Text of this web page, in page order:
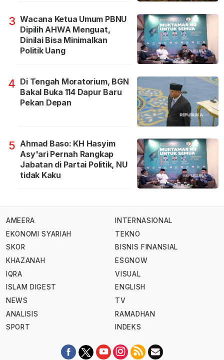
3 Wacana Ketua Umum PBNU
Dipilih AHWA Menguat,
Dinilai Bisa Minimalkan
Politik Uang
4 Di Tengah Moratorium, BGN
Bakal Buka 114 Dapur Baru
Pekan Depan
5 Ahmad Baso: KH Hasyim
Asy'ari Pernah Rangkap
Jabatan di Partai Politik, NU
tidak Kaku
AMEERA
EKONOMI SYARIAH
SKOR
KHAZANAH
IQRA
ISLAM DIGEST
NEWS
ANALISIS
SPORT
INTERNASIONAL
TEKNO
BISNIS FINANSIAL
ESGNOW
VISUAL
ENGLISH
TV
RAMADHAN
INDEKS